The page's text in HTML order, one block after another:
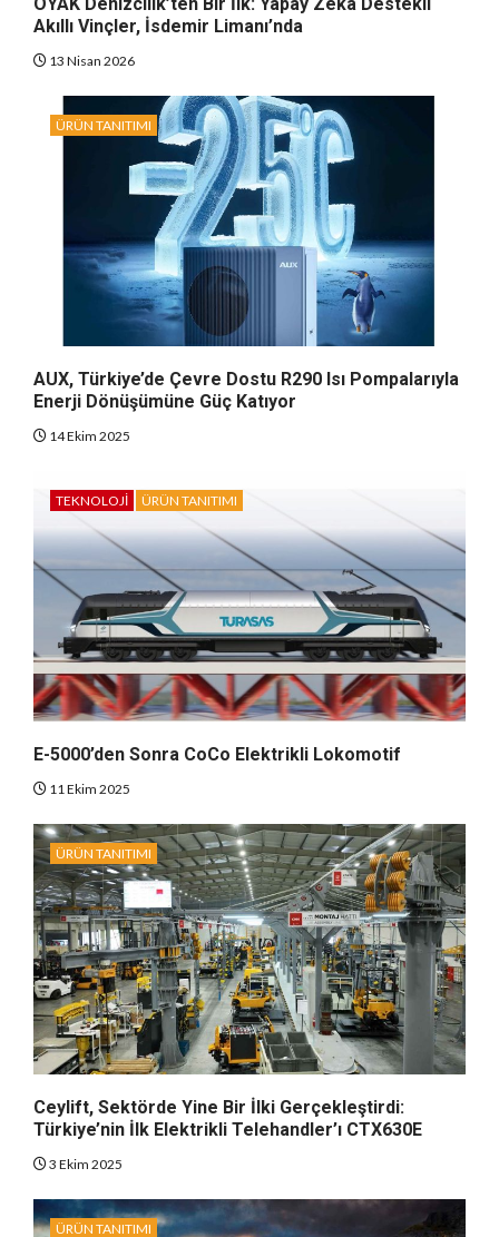
Akıllı Vinçler, İsdemir Limanı’nda
13 Nisan 2026
ÜRÜN TANITIMI
AUX, Türkiye’de Çevre Dostu R290 Isı Pompalarıyla
Enerji Dönüşümüne Güç Katıyor
14 Ekim 2025
TEKNOLOJI ÜRÜN TANITIMI
E-5000’den Sonra CoCo Elektrikli Lokomotif
11 Ekim 2025
ÜRÜN TANITIMI
Ceylift, Sektörde Yine Bir İlki Gerçekleştirdi:
Türkiye’nin İlk Elektrikli Telehandler’ı CTX630E
3 Ekim 2025
ÜRÜN TANITIMI